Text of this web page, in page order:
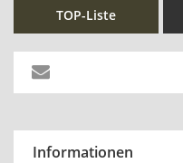
TOP-Liste
Informationen